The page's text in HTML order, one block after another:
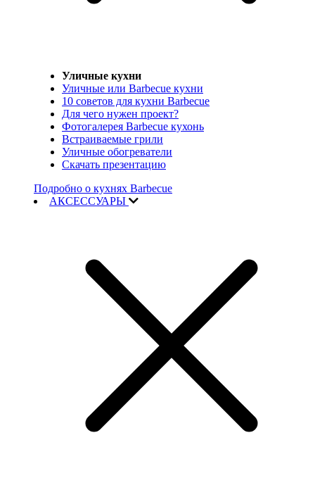
Уличные кухни
Уличные или Barbecue кухни
10 советов для кухни Barbecue
Для чего нужен проект?
Фотогалерея Barbecue кухонь
Встраиваемые грили
Уличные обогреватели
Скачать презентацию
Подробно о кухнях Barbecue
АКСЕССУАРЫ